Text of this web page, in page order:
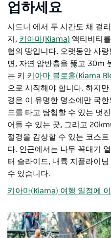
업하세요
시드니 에서 두 시간도 채 걸
지, 키아마(Kiama) 액티비티
험의 땅입니다. 오랫동안 사
면, 자연 암반층을 뚫고 30m
는 키 키아마 블로홀(Kiama
으로 시작해야 합니다. 하지
경은 이 유명한 명소에만 국
드를 타고 탐험할 수 있는 멋
어들 수 있는 곳, 그리고
절경을 감상할 수 있는 코스
다. 인근에서는 나무 꼭대기
터 슬라이드, 내륙 지플라이
수 있습니다.
키아마(Kiama) 여행 일정에